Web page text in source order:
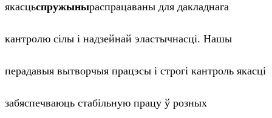
якасцьспружыныраспрацаваны для дакладнага
кантролю сілы і надзейнай эластычнасці. Нашы
перадавыя вытворчыя працэсы і строгі кантроль якасці
забяспечваюць стабільную працу ў розных